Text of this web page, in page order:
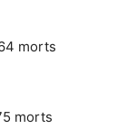
morts
morts